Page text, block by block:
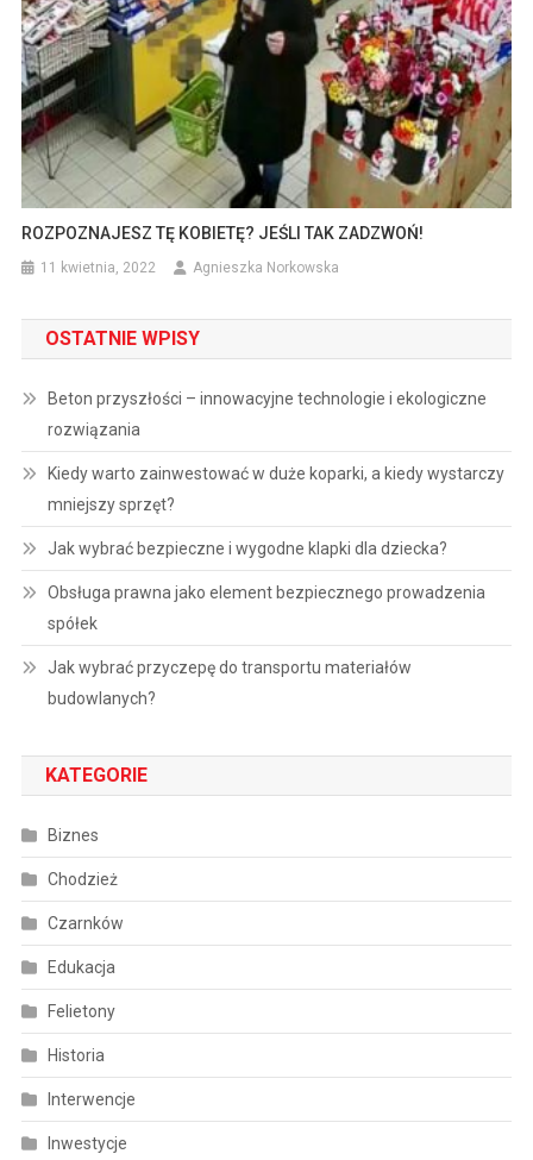
ROZPOZNAJESZ TĘ KOBIETĘ? JEŚLI TAK ZADZWOŃ!
11 kwietnia, 2022 Agnieszka Norkowska
OSTATNIE WPISY
Beton przyszłości – innowacyjne technologie i ekologiczne
rozwiązania
Kiedy warto zainwestować w duże koparki, a kiedy wystarczy
mniejszy sprzęt?
Jak wybrać bezpieczne i wygodne klapki dla dziecka?
Obsługa prawna jako element bezpiecznego prowadzenia
spółek
Jak wybrać przyczepę do transportu materiałów
budowlanych?
KATEGORIE
Biznes
Chodzież
Czarnków
Edukacja
Felietony
Historia
Interwencje
Inwestycje